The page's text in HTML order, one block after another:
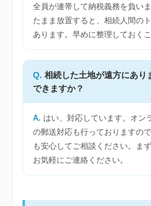
全員が連帯して納税義務を負い
たまま放置すると、相続人間の
あります。早めに整理しておく
相続した土地が遠方にあり
できますか？
はい、対応しています。オン
の郵送対応も行っておりますの
も安心してご相談ください。ま
お気軽にご連絡ください。